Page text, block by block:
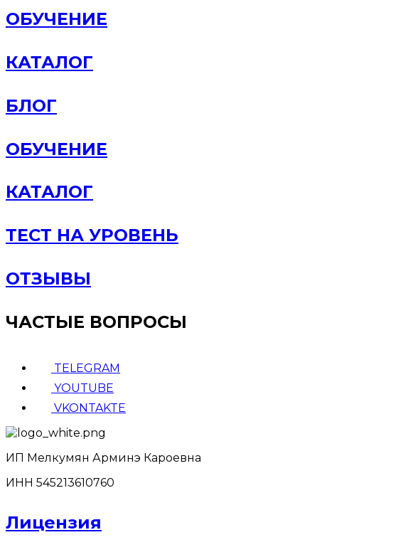
ОБУЧЕНИЕ
КАТАЛОГ
БЛОГ
ОБУЧЕНИЕ
КАТАЛОГ
ТЕСТ НА УРОВЕНЬ
ОТЗЫВЫ
ЧАСТЫЕ ВОПРОСЫ
TELEGRAM
YOUTUBE
VKONTAKTE
ИП Мелкумян Арминэ Кароевна
ИНН 545213610760
Лицензия